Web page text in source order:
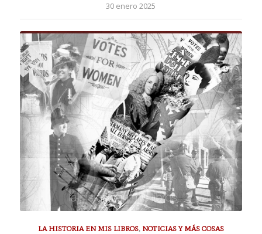
30 enero 2025
LA HISTORIA EN MIS LIBROS, NOTICIAS Y MÁS COSAS